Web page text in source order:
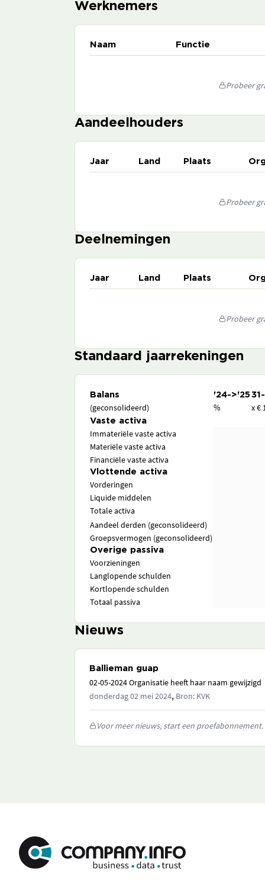
Werknemers
Naam Functie
Probeer
Aandeelhouders
Jaar Land Plaats
Probeer
Deelnemingen
Jaar Land Plaats
Probeer
Standaard jaarrekeningen
Balans '24->'25
(geconsolideerd) % x €
Vaste activa
Immateriële vaste activa
Materiële vaste activa
Financiële vaste activa
Vlottende activa
Vorderingen
Liquide middelen
Totale activa
Aandeel derden (geconsolideerd)
Groepsvermogen (geconsolideerd)
Overige passiva
Voorzieningen
Langlopende schulden
Kortlopende schulden
Totaal passiva
Nieuws
Ballieman guap
02-05-2024 Organisatie heeft haar naam gewijzigd
donderdag 02 mei 2024, Bron: KVK
Voor meer nieuws, start een proefabonnement.